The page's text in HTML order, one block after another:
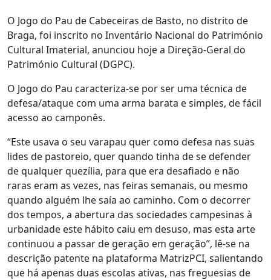
O Jogo do Pau de Cabeceiras de Basto, no distrito de
Braga, foi inscrito no Inventário Nacional do Património
Cultural Imaterial, anunciou hoje a Direção-Geral do
Património Cultural (DGPC).
O Jogo do Pau caracteriza-se por ser uma técnica de
defesa/ataque com uma arma barata e simples, de fácil
acesso ao camponês.
“Este usava o seu varapau quer como defesa nas suas
lides de pastoreio, quer quando tinha de se defender
de qualquer quezília, para que era desafiado e não
raras eram as vezes, nas feiras semanais, ou mesmo
quando alguém lhe saía ao caminho. Com o decorrer
dos tempos, a abertura das sociedades campesinas à
urbanidade este hábito caiu em desuso, mas esta arte
continuou a passar de geração em geração”, lê-se na
descrição patente na plataforma MatrizPCI, salientando
que há apenas duas escolas ativas, nas freguesias de